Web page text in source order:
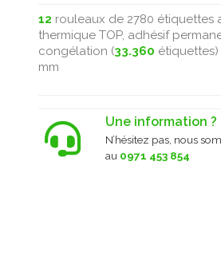
12 rouleaux de 2780 étiquettes
thermique TOP, adhésif
congélation (33.360
mm
Une information ?
N’hésitez pas, nous
au 0971 453 854